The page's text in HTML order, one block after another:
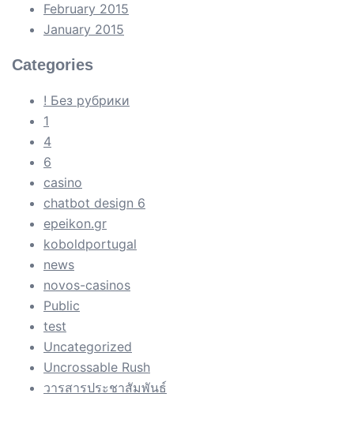
February 2015
January 2015
Categories
! Без рубрики
1
4
6
casino
chatbot design 6
epeikon.gr
koboldportugal
news
novos-casinos
Public
test
Uncategorized
Uncrossable Rush
วารสารประชาสัมพันธ์